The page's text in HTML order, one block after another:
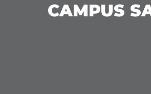
CAMPUS